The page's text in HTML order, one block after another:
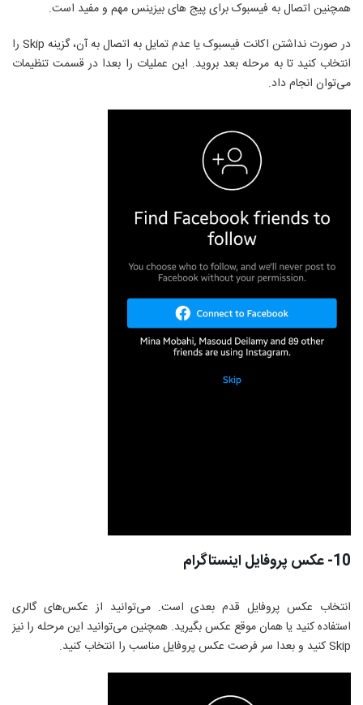
همچنین اتصال به فیسبوک برای پیج های بیزینس مهم و مفید است.
در صورت نداشتن اکانت فیسبوک یا عدم تمایل به اتصال به آن، گزینه Skip را
انتخاب کنید تا به مرحله بعد بروید. این عملیات را بعدا در قسمت تنظیمات
می‌توان انجام داد.
10- عکس پروفایل اینستاگرام
انتخاب عکس پروفایل قدم بعدی است. می‌توانید از عکس‌های گالری
استفاده کنید یا همان موقع عکس بگیرید. همچنین می‌توانید این مرحله را نیز
Skipکنید و بعدا سر فرصت عکس پروفایل مناسب را انتخاب کنید.